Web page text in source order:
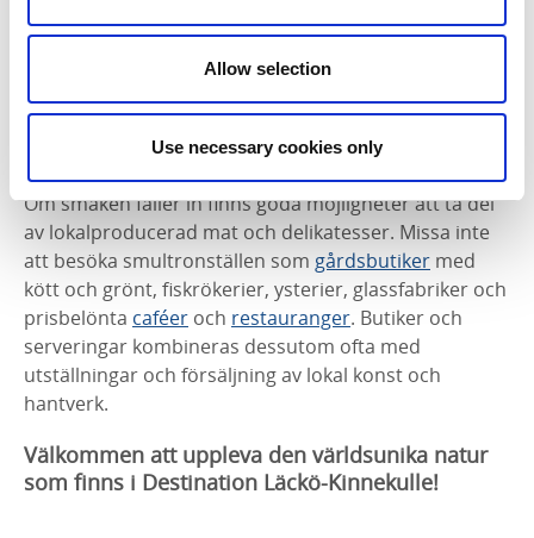
Allow selection
Use necessary cookies only
Den omväxlande naturen lockar även till klättring,
segelflyg, kitesurfing, bad, fiske, paddling,
fågelskådning, cykling, downhill, skidåkning med
mera. Aktiviteter du och dina vänner kan göra på
egen hand eller genom någon friluftsaktör.
Om smaken faller in finns goda möjligheter att ta del
av lokalproducerad mat och delikatesser. Missa inte
att besöka smultronställen som gårdsbutiker med
kött och grönt, fiskrökerier, ysterier, glassfabriker och
prisbelönta caféer och restauranger. Butiker och
serveringar kombineras dessutom ofta med
utställningar och försäljning av lokal konst och
hantverk.
Välkommen att uppleva den världsunika natur
som finns i Destination Läckö-Kinnekulle!